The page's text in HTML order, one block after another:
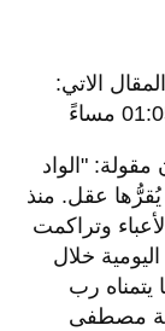
الاتي:
"الواد
يُقرُّها عقل. منذ
وتراكمت
خلال
رب
مصطفى